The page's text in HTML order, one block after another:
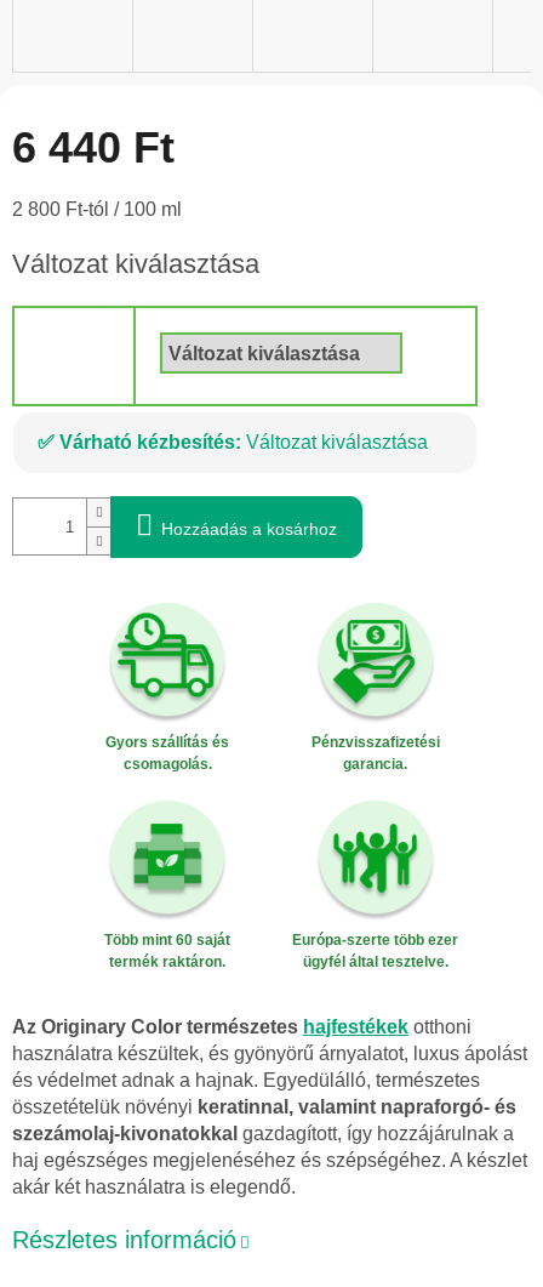
6 440 Ft
Egységár:
2 800 Ft-tól / 100 ml
Változat kiválasztása
Várható kézbesítés: Változat kiválasztása
Hozzáadás a kosárhoz
Gyors szállítás és
csomagolás.
Pénzvisszafizetési
garancia.
Több mint 60 saját
termék raktáron.
Európa-szerte több ezer
ügyfél által tesztelve.
Az Originary Color természetes hajfestékek otthoni
használatra készültek, és gyönyörű árnyalatot, luxus ápolást
és védelmet adnak a hajnak. Egyedülálló, természetes
összetételük növényi keratinnal, valamint napraforgó- és
szezámolaj-kivonatokkal gazdagított, így hozzájárulnak a
haj egészséges megjelenéséhez és szépségéhez. A készlet
akár két használatra is elegendő.
Részletes információ